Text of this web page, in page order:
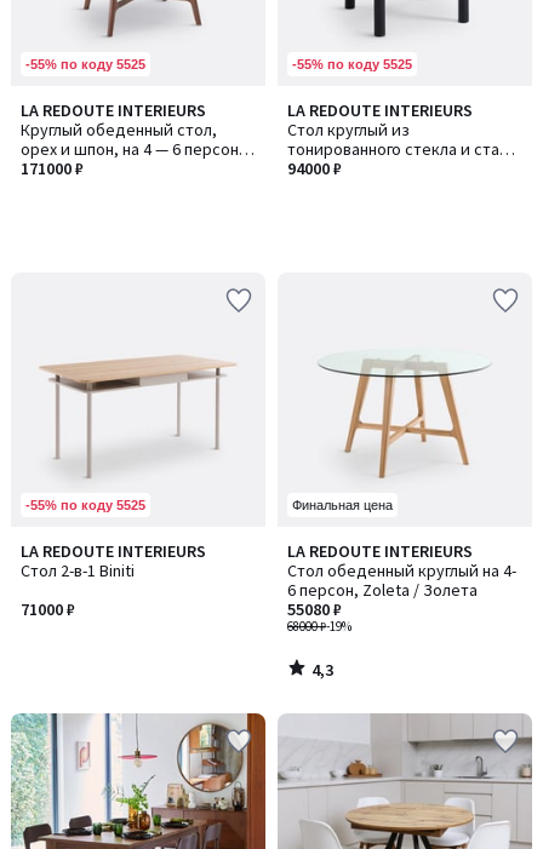
-55% по коду 5525
LA REDOUTE INTERIEURS
Круглый обеденный стол,
орех и шпон, на 4 — 6 персон,
LARSEN / ЛАРСЕН
171000 ₽
-55% по коду 5525
LA REDOUTE INTERIEURS
Стол круглый из
тонированного стекла и стали
на четыре персоны, Polly
94000 ₽
-55% по коду 5525
LA REDOUTE INTERIEURS
Стол 2-в-1 Biniti
71000 ₽
Финальная цена
LA REDOUTE INTERIEURS
Стол обеденный круглый на 4-
6 персон, Zoleta / Золета
68000 ₽-19%
55080 ₽
4,3
/ 5
4,3
/